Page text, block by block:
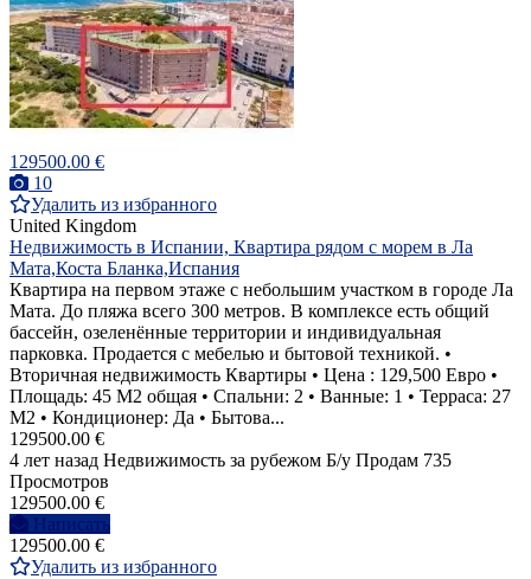
129500.00 €
10
Удалить из избранного
United Kingdom
Недвижимость в Испании, Квартира рядом с морем в Ла
Мата,Коста Бланка,Испания
Квартира на первом этаже с небольшим участком в городе Ла
Мата. До пляжа всего 300 метров. В комплексе есть общий
бассейн, озеленённые территории и индивидуальная
парковка. Продается с мебелью и бытовой техникой. •
Вторичная недвижимость Квартиры • Цена : 129,500 Евро •
Площадь: 45 M2 общая • Спальни: 2 • Ванные: 1 • Терраса: 27
М2 • Кондиционер: Да • Бытова...
129500.00 €
4 лет назад Недвижимость за рубежом Б/у Продам 735
Просмотров
129500.00 €
Написать
129500.00 €
Удалить из избранного